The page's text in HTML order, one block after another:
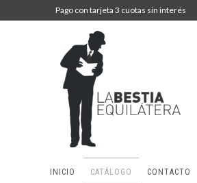
Pago con tarjeta 3 cuotas sin interés
INICIO CATÁLOGO CONTACTO